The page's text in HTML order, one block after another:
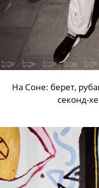
На Соне: берет,
секонд-